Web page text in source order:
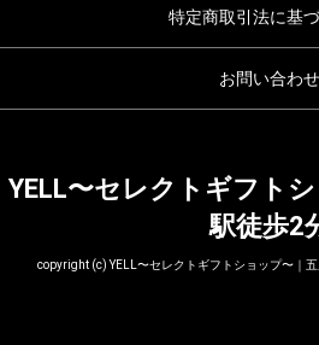
2022年10月
特定商取引法に基
お問い合わせ
YELL〜セレクトギフト
駅徒歩2
copyright (c) YELL〜セレクトギフトショップ〜｜